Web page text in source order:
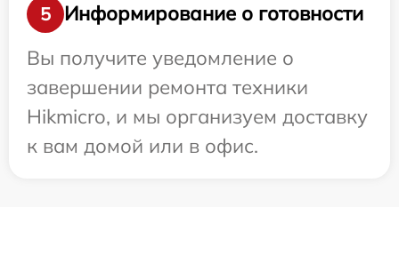
5
Информирование о готовности
Вы получите уведомление о
завершении ремонта техники
Hikmicro, и мы организуем доставку
к вам домой или в офис.